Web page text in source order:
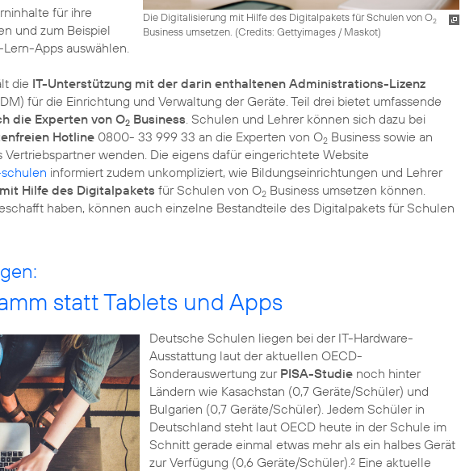
Die Digitalisierung mit Hilfe des Digitalpakets für Schulen von O2
Business umsetzen. (Credits: Gettyimages / Maskot)
für ihre
und zum Beispiel
Apps auswählen.
die IT-Unterstützung mit der darin enthaltenen Administrations-Lizenz
für die Einrichtung und Verwaltung der Geräte. Teil drei bietet umfassende
die Experten von O2 Business. Schulen und Lehrer können sich dazu bei
Hotline 0800- 33 999 33 an die Experten von O2 Business sowie an
Vertriebspartner wenden. Die eigens dafür eingerichtete Website
informiert zudem unkompliziert, wie Bildungseinrichtungen und Lehrer
mit Hilfe des Digitalpakets für Schulen von O2 Business umsetzen können.
haben, können auch einzelne Bestandteile des Digitalpakets für Schulen
statt Tablets und Apps
Deutsche Schulen liegen bei der IT-Hardware-
Ausstattung laut der aktuellen OECD-
Sonderauswertung zur PISA-Studienoch hinter
Ländern wie Kasachstan (0,7 Geräte/Schüler) und
Bulgarien (0,7 Geräte/Schüler). Jedem Schüler in
Deutschland steht laut OECD heute in der Schule im
Schnitt gerade einmal etwas mehr als ein halbes Gerät
zur Verfügung (0,6 Geräte/Schüler).2Eine aktuelle